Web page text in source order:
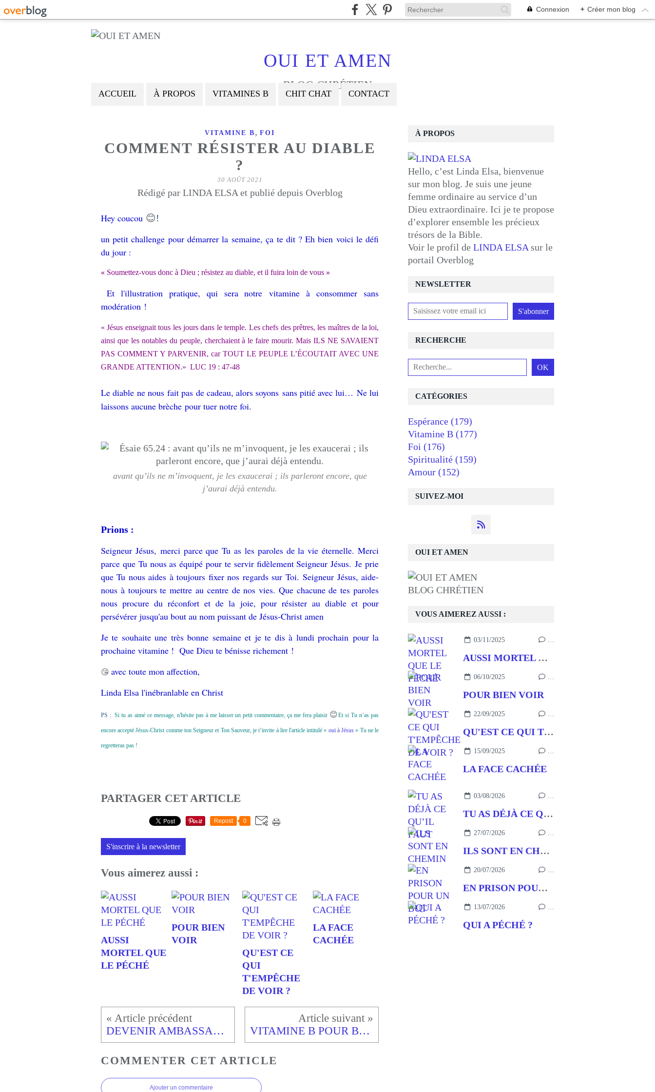
Connexion + Créer mon blog
OUI ET AMEN
BLOG CHRÉTIEN
ACCUEIL À PROPOS VITAMINES B CHIT CHAT CONTACT
VITAMINE B , FOI
COMMENT RÉSISTER AU DIABLE
?
30 AOÛT 2021
Rédigé par LINDA ELSA et publié depuis Overblog
Hey coucou 😊!
un petit challenge pour démarrer la semaine, ça te dit ? Eh bien voici le défi
du jour :
« Soumettez-vous donc à Dieu ; résistez au diable, et il fuira loin de vous »
Et l'illustration pratique, qui sera notre vitamine à consommer sans
modération !
«Jésus enseignait tous les jours dans le temple. Les chefs des prêtres, les maîtres de la loi,
ainsi que les notables du peuple, cherchaient à le faire mourir.Mais ILS NE SAVAIENT
PAS COMMENT Y PARVENIR, car TOUT LE PEUPLE L’ÉCOUTAIT AVEC UNE
GRANDE ATTENTION.» LUC 19 : 47-48
Le diable ne nous fait pas de cadeau, alors soyons sans pitié avec lui… Ne lui
laissons aucune brèche pour tuer notre foi.
avant qu’ils ne m’invoquent, je les exaucerai ; ils parleront encore, que
j’aurai déjà entendu.
Prions :
Seigneur Jésus, merci parce que Tu as les paroles de la vie éternelle. Merci
parce que Tu nous as équipé pour te servir fidèlement Seigneur Jésus. Je prie
que Tu nous aides à toujours fixer nos regards sur Toi. Seigneur Jésus, aide-
nous à toujours te mettre au centre de nos vies. Que chacune de tes paroles
nous procure du réconfort et de la joie, pour résister au diable et pour
persévérer jusqu'au bout au nom puissant de Jésus-Christ amen
Je te souhaite une très bonne semaine et je te dis à lundi prochain pour la
prochaine vitamine ! Que Dieu te bénisse richement !
😘 avec toute mon affection,
Linda Elsa l'inébranlable en Christ
PS : Si tu as aimé ce message, n'hésite pas à me laisser un petit commentaire, ça me fera plaisir 😊Et si Tu n’as pas
encore accepté Jésus-Christ comme ton Seigneur et Ton Sauveur, je t’invite à lire l'article intitulé « oui à Jésus» Tu ne le
regretteras pas !
PARTAGER CET ARTICLE
Repost 0
S'inscrire à la newsletter
Vous aimerez aussi :
AUSSI
MORTEL QUE
LE PÉCHÉ
POUR BIEN
VOIR
QU'EST CE
QUI
T'EMPÊCHE
DE VOIR ?
LA FACE
CACHÉE
DEVENIR AMBASSADEUR DE JOIE VITAMINE B POUR BOOSTER LA PATIENCE
COMMENTER CET ARTICLE
Ajouter un commentaire
NEWSLETTER
SUIVEZ-MOI
RECHERCHE
OUI ET AMEN
BLOG CHRÉTIEN
À PROPOS
Hello, c’est Linda Elsa, bienvenue
sur mon blog. Je suis une jeune
femme ordinaire au service d’un
Dieu extraordinaire. Ici je te propose
d’explorer ensemble les précieux
trésors de la Bible.
Voir le profil de LINDA ELSA sur le
portail Overblog
VOUS AIMEREZ AUSSI :
03/11/2025 …
AUSSI MORTEL QUE LE PÉCHÉ
06/10/2025 …
POUR BIEN VOIR
22/09/2025 …
QU'EST CE QUI T'EMPÊCHE DE VOIR ?
15/09/2025 …
LA FACE CACHÉE
03/08/2026 …
TU AS DÉJÀ CE QU’IL FAUT
27/07/2026 …
ILS SONT EN CHEMIN
20/07/2026 …
EN PRISON POUR UN BUT
13/07/2026 …
QUI A PÉCHÉ ?
CATÉGORIES
Espérance (179)
Vitamine B (177)
Foi (176)
Spiritualité (159)
Amour (152)